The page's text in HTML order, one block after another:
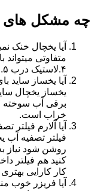
چه مشکل های
آیا یخچال خنک
۴.لاستیک درب ۵.خرابی فن.
آیا یخساز ساید
خراب است.
آیا آلارم
فیلتر تصفیه آب
روشن شود نیاز
کنید هم فیلتر
کار کارایی بهتری
آیا فریزر خوب